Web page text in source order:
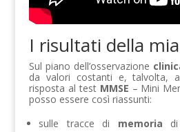
I risultati della
Sul piano dell’osservazione
da valori costanti e, talvolta,
risposta al test MMSE – Mini
posso essere così riassunti:
sulle tracce di memoria